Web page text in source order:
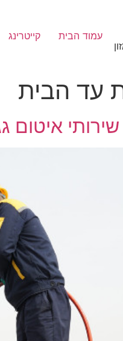
עמוד הבית קייטרינג
עד הבית
איטום